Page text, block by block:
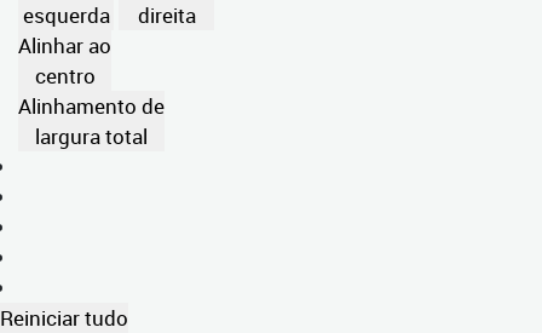
esquerda
direita
Alinhar ao
centro
Alinhamento de
largura total
Reiniciar tudo